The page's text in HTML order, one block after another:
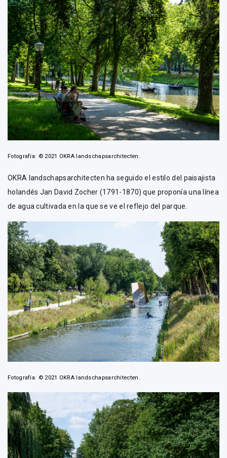
Fotografía: © 2021 OKRA landschapsarchitecten.
OKRA landschapsarchitecten ha seguido el estilo del paisajista
holandés Jan David Zocher (1791-1870) que proponía una línea
de agua cultivada en la que se ve el reflejo del parque.
Fotografía: © 2021 OKRA landschapsarchitecten.